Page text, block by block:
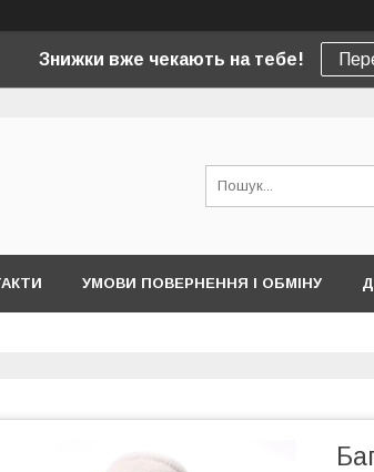
Знижки вже чекають на тебе!
УМОВИ ПОВЕРНЕННЯ І ОБМІНУ